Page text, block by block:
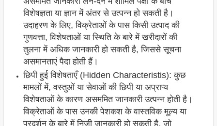
विशेषज्ञता या ज्ञान में अंतर से उत्पन्न हो सकती है।
उदाहरण के लिए, विक्रेताओं के पास किसी उत्पाद की
गुणवत्ता, विशेषताओं या स्थिति के बारे में खरीदारों की
तुलना में अधिक जानकारी हो सकती है, जिससे सूचना
असमानताएं पैदा होती हैं।
छिपी हुई विशेषताएँ (Hidden Characteristis): कुछ
मामलों में, वस्तुओं या सेवाओं की छिपी या अप्राप्य
विशेषताओं के कारण असममित जानकारी उत्पन्न होती है।
विक्रेताओं के पास उनकी पेशकश के वास्तविक मूल्य या
प्रदर्शन के बारे में निजी जानकारी हो सकती है, जो